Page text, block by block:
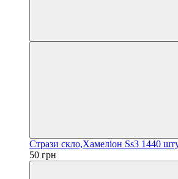
Стрази скло,Хамеліон Ss3 1440
50 грн